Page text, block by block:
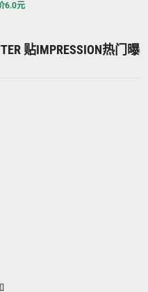
6.0元
贴IMPRESSION热门曝